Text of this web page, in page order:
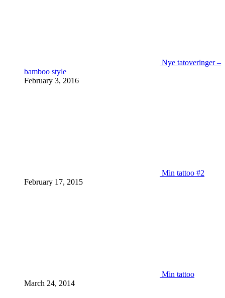
Nye tatoveringer –
bamboo style
February 3, 2016
Min tattoo #2
February 17, 2015
Min tattoo
March 24, 2014